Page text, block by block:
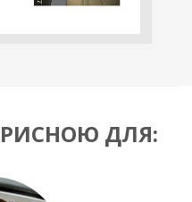
ДЛЯ: